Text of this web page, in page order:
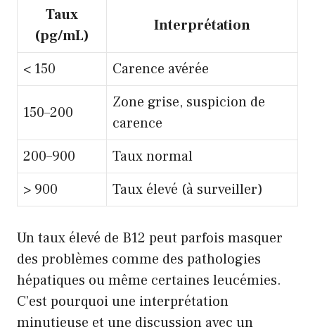
Taux
(pg/mL)
Interprétation
< 150 Carence avérée
150–200
Zone grise, suspicion de
carence
200–900
Taux normal
> 900
Taux élevé (à surveiller)
Un taux élevé de B12 peut parfois masquer
des problèmes comme des pathologies
hépatiques ou même certaines leucémies.
C’est pourquoi une interprétation
minutieuse et une discussion avec un